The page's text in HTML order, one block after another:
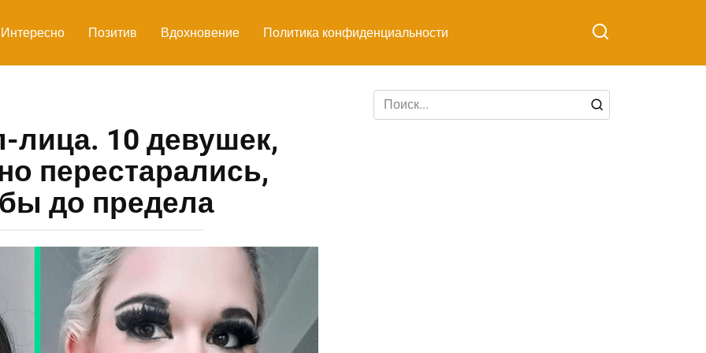
Интересно Позитив Вдохновение Политика конфиденциальности
лица. 10 девушек,
перестарались,
до предела
Search
for: